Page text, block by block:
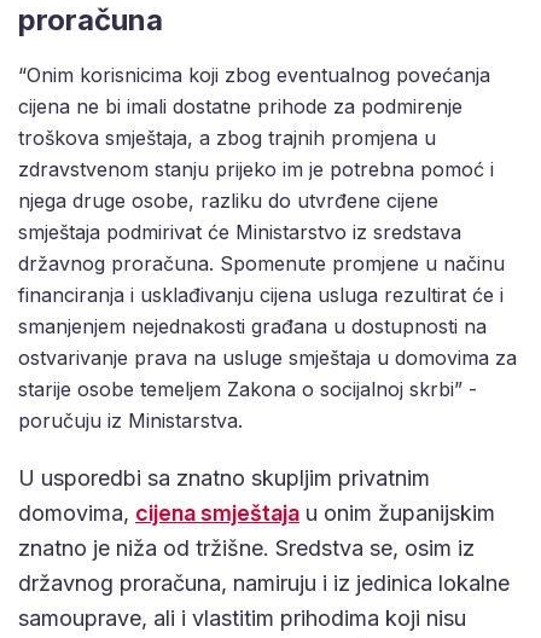
proračuna
“Onim korisnicima koji zbog eventualnog povećanja
cijena ne bi imali dostatne prihode za podmirenje
troškova smještaja, a zbog trajnih promjena u
zdravstvenom stanju prijeko im je potrebna pomoć i
njega druge osobe, razliku do utvrđene cijene
smještaja podmirivat će Ministarstvo iz sredstava
državnog proračuna. Spomenute promjene u načinu
financiranja i usklađivanju cijena usluga rezultirat će i
smanjenjem nejednakosti građana u dostupnosti na
ostvarivanje prava na usluge smještaja u domovima za
starije osobe temeljem Zakona o socijalnoj skrbi” -
poručuju iz Ministarstva.
U usporedbi sa znatno skupljim privatnim
domovima, cijena smještaja u onim županijskim
znatno je niža od tržišne. Sredstva se, osim iz
državnog proračuna, namiruju i iz jedinica lokalne
samouprave, ali i vlastitim prihodima koji nisu